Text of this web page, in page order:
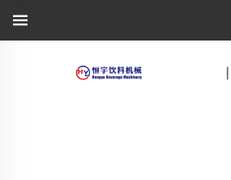
|